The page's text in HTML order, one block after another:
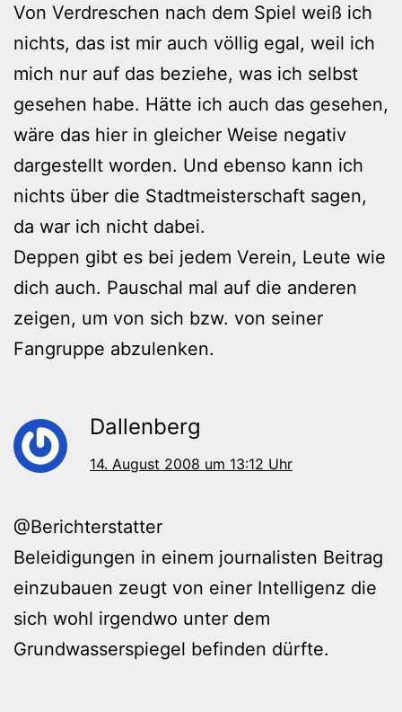
Von Verdreschen nach dem Spiel weiß ich
nichts, das ist mir auch völlig egal, weil ich
mich nur auf das beziehe, was ich selbst
gesehen habe. Hätte ich auch das gesehen,
wäre das hier in gleicher Weise negativ
dargestellt worden. Und ebenso kann ich
nichts über die Stadtmeisterschaft sagen,
da war ich nicht dabei.
Deppen gibt es bei jedem Verein, Leute wie
dich auch. Pauschal mal auf die anderen
zeigen, um von sich bzw. von seiner
Fangruppe abzulenken.
Dallenberg
14. August 2008 um 13:12 Uhr
@Berichterstatter
Beleidigungen in einem journalisten Beitrag
einzubauen zeugt von einer Intelligenz die
sich wohl irgendwo unter dem
Grundwasserspiegel befinden dürfte.